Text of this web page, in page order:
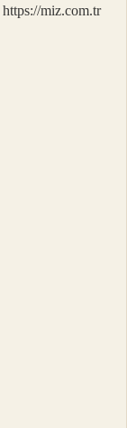
https://miz.com.tr